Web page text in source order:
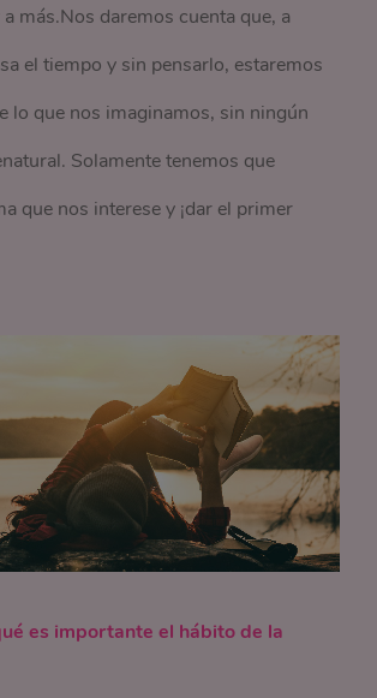
más.Nos daremos cuenta que, a
el tiempo y sin pensarlo, estaremos
lo que nos imaginamos, sin ningún
Solamente tenemos que
que nos interese y ¡dar el primer
es importante el hábito de la